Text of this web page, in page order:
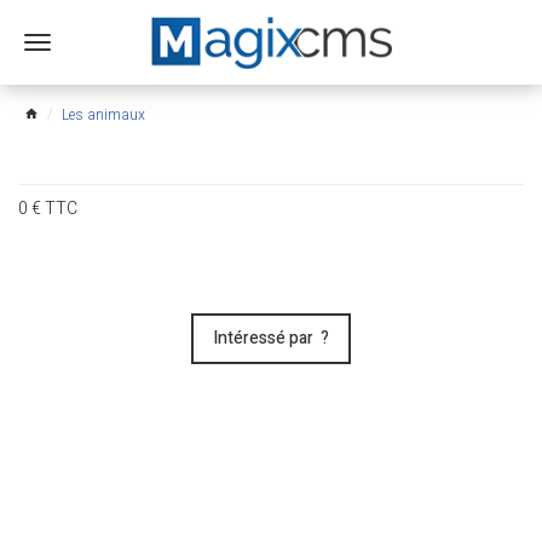
Ouvrir
menu
home Les animaux
0€TTC
Intéressé par ?